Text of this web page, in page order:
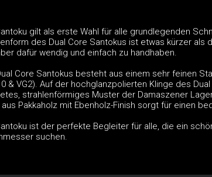
gilt als erste Wahl für alle grundlegenden
des Dual Core Santokus ist etwas kürzer als
dafür wendig und einfach zu handhaben.
Core Santokus besteht aus einem sehr feinen
& VG2). Auf der hochglanzpolierten Klinge des
strahlenförmiges Muster der Damaszener
Pakkaholz mit Ebenholz-Finish sorgt für einen
ist der perfekte Begleiter für alle, die ein
suchen.